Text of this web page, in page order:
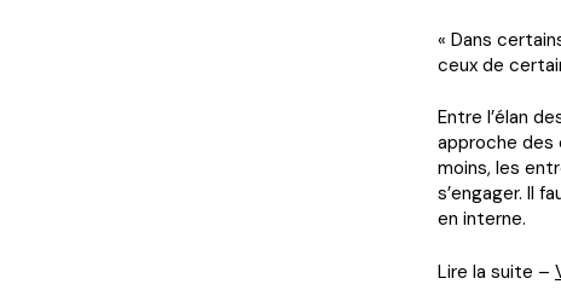
« Dans
ceux de
Entre l’élan
approche des
moins, les
s’engager. Il
en interne.
Lire la suite –